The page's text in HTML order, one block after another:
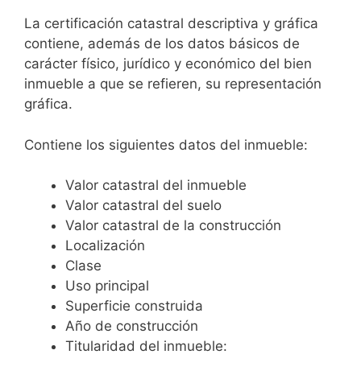
La certificación catastral descriptiva y gráfica
contiene, además de los datos básicos de
carácter físico, jurídico y económico del bien
inmueble a que se refieren, su representación
gráfica.
Contiene los siguientes datos del inmueble:
Valor catastral del inmueble
Valor catastral del suelo
Valor catastral de la construcción
Localización
Clase
Uso principal
Superficie construida
Año de construcción
Titularidad del inmueble: